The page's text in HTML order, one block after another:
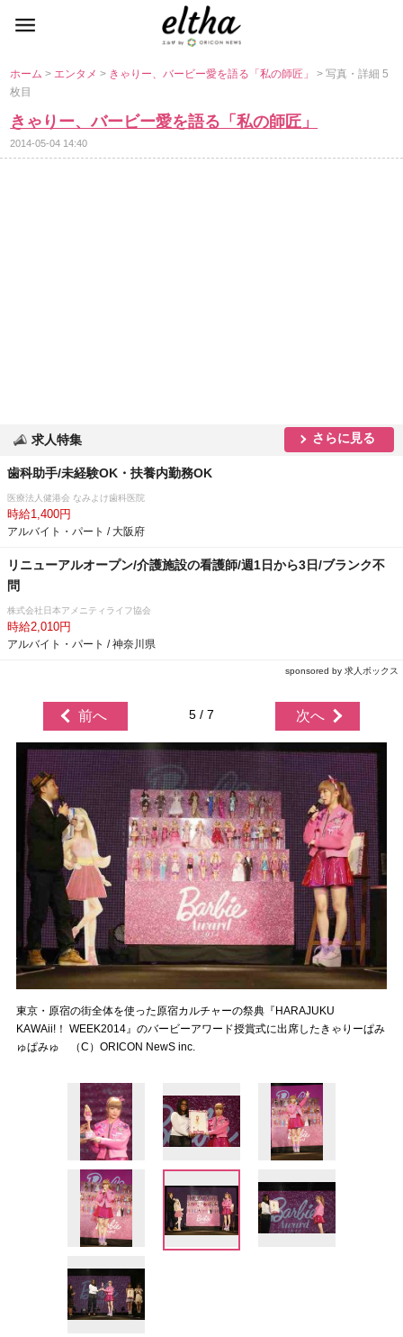
ホーム> エンタメ> きゃりー、バービー愛を語る「私の師匠」> 写真・詳細 5
枚目
きゃりー、バービー愛を語る「私の師匠」
2014-05-04 14:40
求人特集 さらに見る
歯科助手/未経験OK・扶養内勤務OK
医療法人健港会 なみよけ歯科医院
時給1,400円
アルバイト・パート / 大阪府
リニューアルオープン/介護施設の看護師/週1日から3日/ブランク不
問
株式会社日本アメニティライフ協会
時給2,010円
アルバイト・パート / 神奈川県
sponsored by 求人ボックス
前へ 5 / 7 次へ
東京・原宿の街全体を使った原宿カルチャーの祭典『HARAJUKU
KAWAii!！ WEEK2014』のバービーアワード授賞式に出席したきゃりーぱみ
ゅぱみゅ （C）ORICON NewS inc.